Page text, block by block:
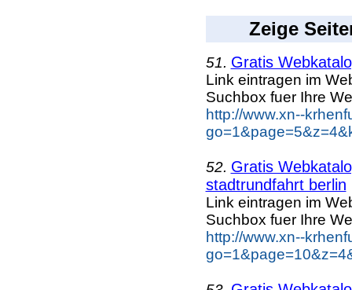
Zeige
51. Gratis
Link eintragen im
Suchbox fuer Ihre
http://www.xn--
52. Gratis
stadtrundfahrt berlin
Link eintragen im
Suchbox fuer Ihre
http://www.xn--